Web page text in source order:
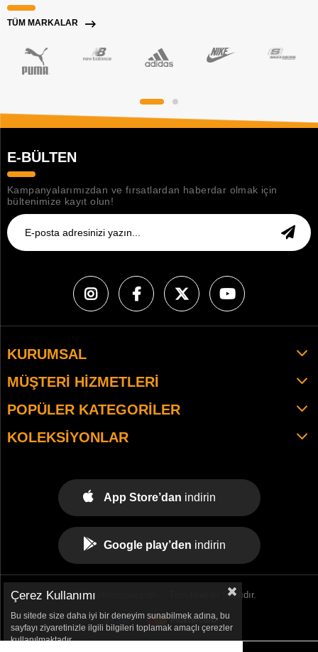
TÜM MARKALAR
E-BÜLTEN
Kampanyalarımızdan ve fırsatlardan haberdar olmak için
bültenimize kayıt olun!
KURUMSAL
MÜŞTERI HIZMETLERI
POPÜLER KATEGORILER
KOLEKSIYONLAR
App Store’dan indirin
Google play’den indirin
© 2021 tekemspor.com. - Tüm Hakları Saklıdır.
Çerez Kullanımı
Bu sitede size daha iyi bir deneyim sunabilmek adına, bu
sayfayı ziyaretinizle ilgili bilgileri toplamak amaçlı çerezler
kullanılmaktadır.